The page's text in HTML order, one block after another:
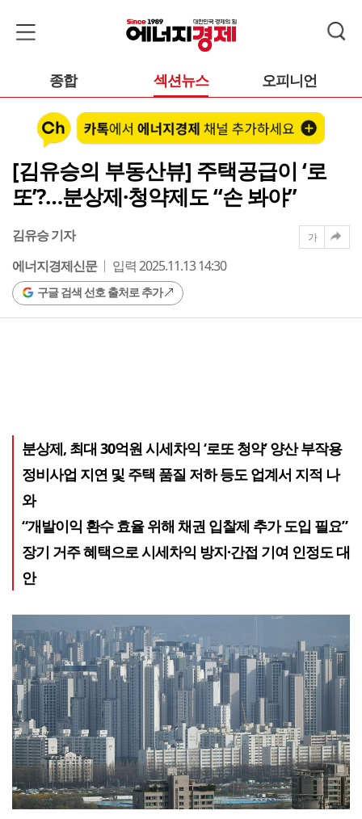
종합 섹션뉴스 오피니언
[김유승의 부동산뷰] 주택공급이 ‘로
또’?…분상제·청약제도 “손 봐야”
김유승 기자
에너지경제신문
입력 2025.11.13 14:30
구글 검색 선호 출처로 추가
가
분상제, 최대 30억원 시세차익 ‘로또 청약’ 양산 부작용
정비사업 지연 및 주택 품질 저하 등도 업계서 지적 나
와
“개발이익 환수 효율 위해 채권 입찰제 추가 도입 필요”
장기 거주 혜택으로 시세차익 방지·간접 기여 인정도 대
안